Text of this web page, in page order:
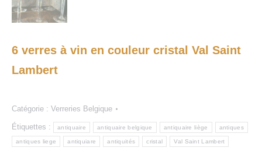
6 verres à vin en couleur cristal Val Saint
Lambert
Catégorie : Verreries Belgique
Étiquettes : antiquaire antiquaire belgique antiquaire liège antiques
antiques liege antiquiare antiquités cristal Val Saint Lambert